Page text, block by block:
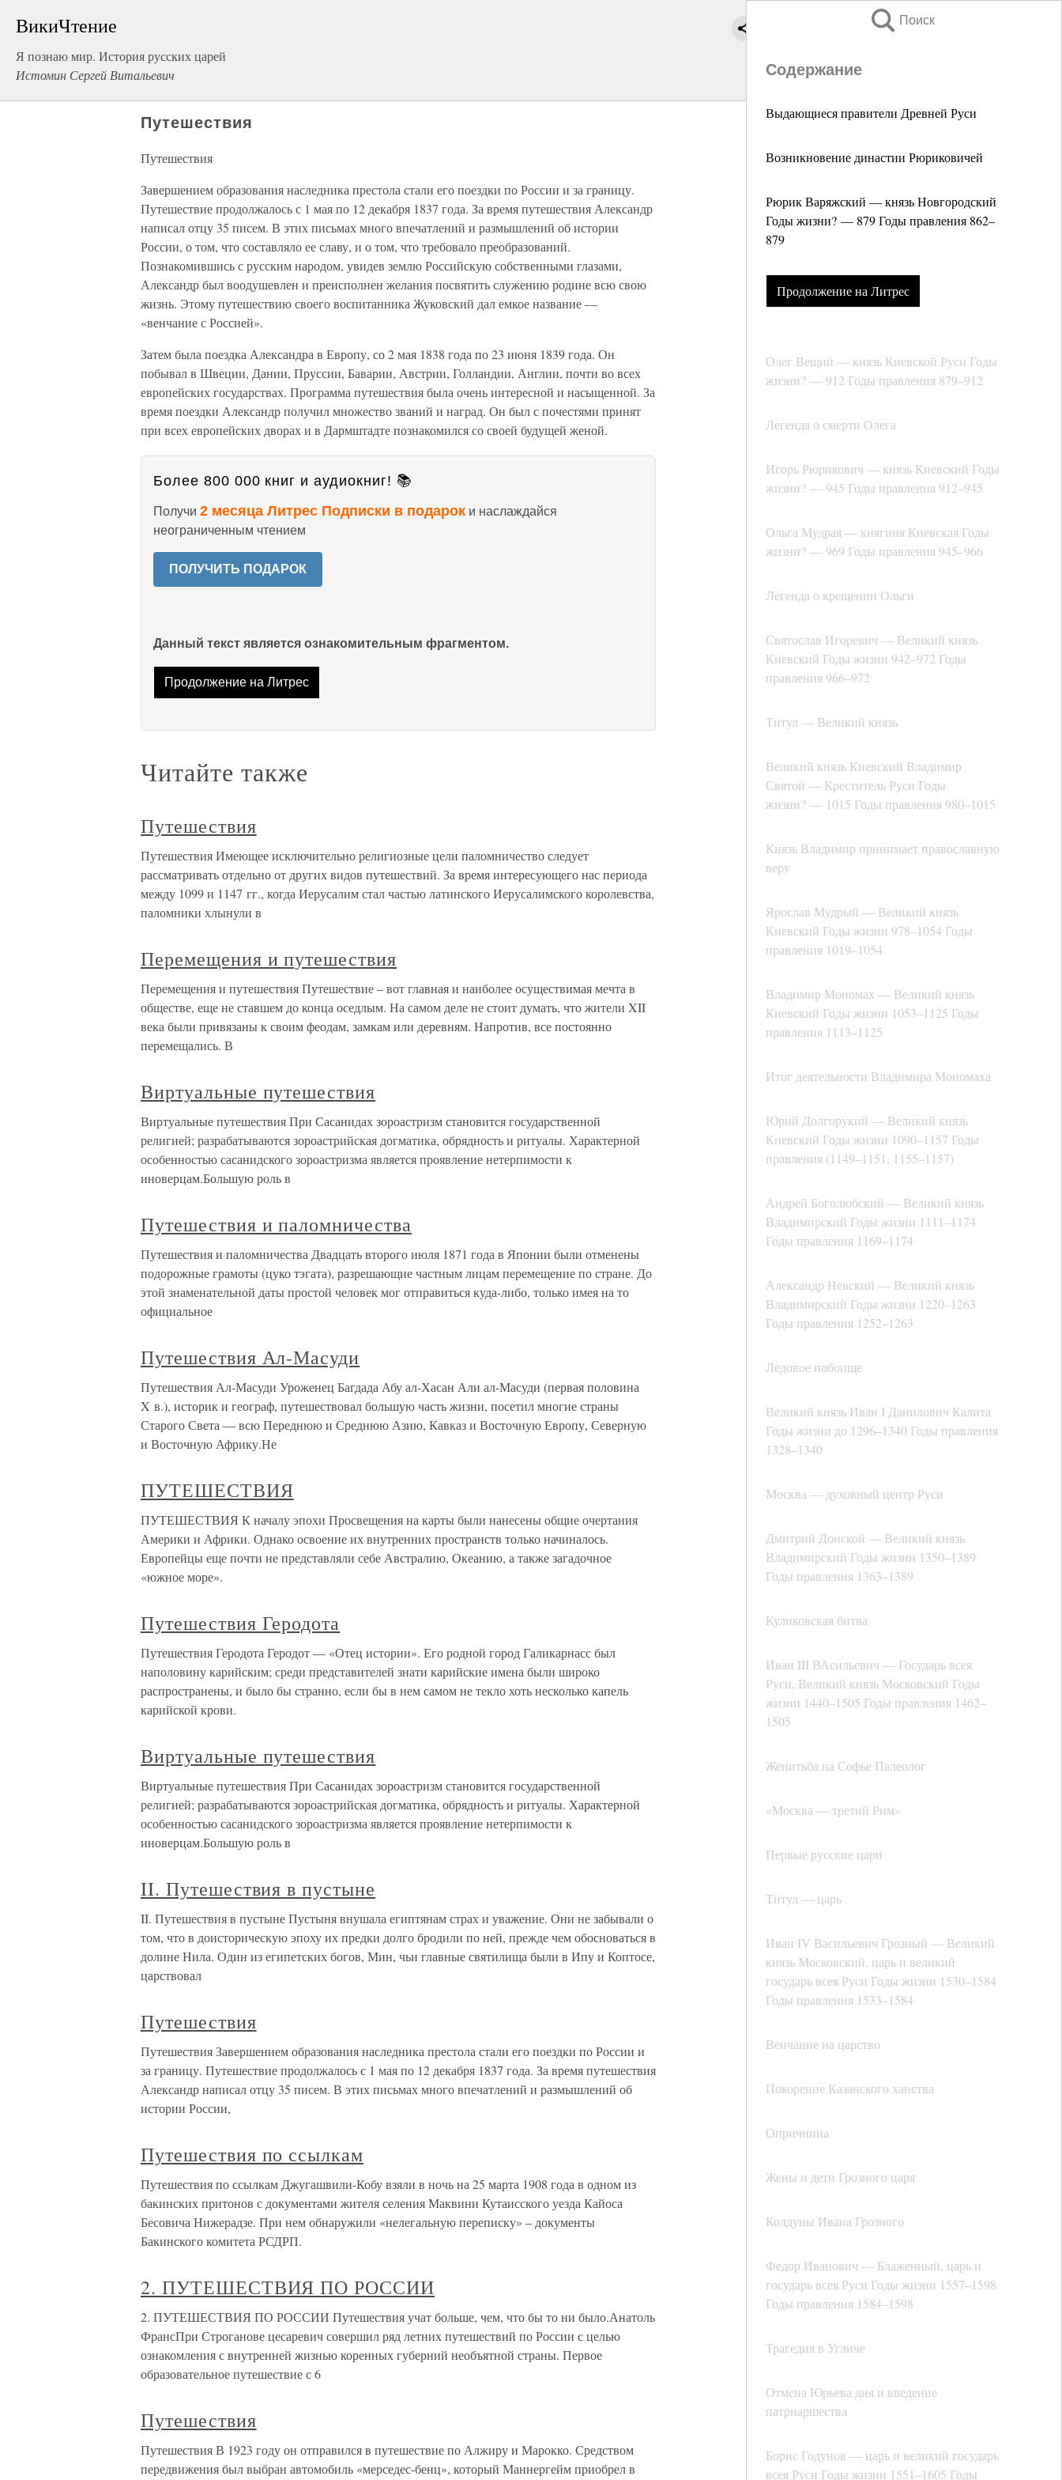
ВикиЧтение
Я познаю мир. История русских царей
Истомин Сергей Витальевич
Поиск
Содержание
Выдающиеся правители Древней Руси
Возникновение династии Рюриковичей
Рюрик Варяжский — князь Новгородский
Годы жизни? — 879 Годы правления 862–
879
Продолжение на Литрес
Олег Вещий — князь Киевской Руси Годы
жизни? — 912 Годы правления 879–912
Легенда о смерти Олега
Игорь Рюрикович — князь Киевский Годы
жизни? — 945 Годы правления 912–945
Ольга Мудрая — княгиня Киевская Годы
жизни? — 969 Годы правления 945–966
Легенда о крещении Ольги
Святослав Игоревич — Великий князь
Киевский Годы жизни 942–972 Годы
правления 966–972
Титул — Великий князь
Великий князь Киевский Владимир
Святой — Креститель Руси Годы
жизни? — 1015 Годы правления 980–1015
Князь Владимир принимает православную
веру
Ярослав Мудрый — Великий князь
Киевский Годы жизни 978–1054 Годы
правления 1019–1054
Владимир Мономах — Великий князь
Киевский Годы жизни 1053–1125 Годы
правления 1113–1125
Итог деятельности Владимира Мономаха
Юрий Долгорукий — Великий князь
Киевский Годы жизни 1090–1157 Годы
правления (1149–1151, 1155–1157)
Андрей Боголюбский — Великий князь
Владимирский Годы жизни 1111–1174
Годы правления 1169–1174
Александр Невский — Великий князь
Владимирский Годы жизни 1220–1263
Годы правления 1252–1263
Ледовое побоище
Великий князь Иван I Данилович Калита
Годы жизни до 1296–1340 Годы правления
1328–1340
Москва — духовный центр Руси
Дмитрий Донской — Великий князь
Владимирский Годы жизни 1350–1389
Годы правления 1363–1389
Куликовская битва
Иван III ВАсильевич — Государь всея
Руси, Великий князь Московский Годы
жизни 1440–1505 Годы правления 1462–
1505
Женитьба на Софье Палеолог
«Москва — третий Рим»
Первые русские цари
Титул — царь
Иван IV Васильевич Грозный — Великий
князь Московский, царь и великий
государь всея Руси Годы жизни 1530–1584
Годы правления 1533–1584
Венчание на царство
Покорение Казанского ханства
Опричнина
Жены и дети Грозного царя
Колдуны Ивана Грозного
Федор Иванович — Блаженный, царь и
государь всея Руси Годы жизни 1557–1598
Годы правления 1584–1598
Трагедия в Угличе
Отмена Юрьева дня и введение
патриаршества
Борис Годунов — царь и великий государь
всея Руси Годы жизни 1551–1605 Годы
Путешествия
Путешествия
Завершением образования наследника престола стали его поездки по России и за границу.
Путешествие продолжалось с 1 мая по 12 декабря 1837 года. За время путешествия Александр
написал отцу 35 писем. В этих письмах много впечатлений и размышлений об истории
России, о том, что составляло ее славу, и о том, что требовало преобразований.
Познакомившись с русским народом, увидев землю Российскую собственными глазами,
Александр был воодушевлен и преисполнен желания посвятить служению родине всю свою
жизнь. Этому путешествию своего воспитанника Жуковский дал емкое название —
«венчание с Россией».
Затем была поездка Александра в Европу, со 2 мая 1838 года по 23 июня 1839 года. Он
побывал в Швеции, Дании, Пруссии, Баварии, Австрии, Голландии, Англии, почти во всех
европейских государствах. Программа путешествия была очень интересной и насыщенной. За
время поездки Александр получил множество званий и наград. Он был с почестями принят
при всех европейских дворах и в Дармштадте познакомился со своей будущей женой.
Более 800 000 книг и аудиокниг! 📚
Получи 2 месяца Литрес Подписки в подарок и наслаждайся
неограниченным чтением
ПОЛУЧИТЬ ПОДАРОК
Данный текст является ознакомительным фрагментом.
Продолжение на Литрес
Читайте также
Путешествия
Путешествия Имеющее исключительно религиозные цели паломничество следует
рассматривать отдельно от других видов путешествий. За время интересующего нас периода
между 1099 и 1147 гг., когда Иерусалим стал частью латинского Иерусалимского королевства,
паломники хлынули в
Перемещения и путешествия
Перемещения и путешествия Путешествие – вот главная и наиболее осуществимая мечта в
обществе, еще не ставшем до конца оседлым. На самом деле не стоит думать, что жители XII
века были привязаны к своим феодам, замкам или деревням. Напротив, все постоянно
перемещались. В
Виртуальные путешествия
Виртуальные путешествия При Сасанидах зороастризм становится государственной
религией; разрабатываются зороастрийская догматика, обрядность и ритуалы. Характерной
особенностью сасанидского зороастризма является проявление нетерпимости к
иноверцам.Большую роль в
Путешествия и паломничества
Путешествия и паломничества Двадцать второго июля 1871 года в Японии были отменены
подорожные грамоты (цуко тэгата), разрешающие частным лицам перемещение по стране. До
этой знаменательной даты простой человек мог отправиться куда-либо, только имея на то
официальное
Путешествия Ал-Масуди
Путешествия Ал-Масуди Уроженец Багдада Абу ал-Хасан Али ал-Масуди (первая половина
X в.), историк и географ, путешествовал большую часть жизни, посетил многие страны
Старого Света — всю Переднюю и Среднюю Азию, Кавказ и Восточную Европу, Северную
и Восточную Африку.Не
ПУТЕШЕСТВИЯ
ПУТЕШЕСТВИЯ К началу эпохи Просвещения на карты были нанесены общие очертания
Америки и Африки. Однако освоение их внутренних пространств только начиналось.
Европейцы еще почти не представляли себе Австралию, Океанию, а также загадочное
«южное море».
Путешествия Геродота
Путешествия Геродота Геродот — «Отец истории». Его родной город Галикарнасс был
наполовину карийским; среди представителей знати карийские имена были широко
распространены, и было бы странно, если бы в нем самом не текло хоть несколько капель
карийской крови.
Виртуальные путешествия
Виртуальные путешествия При Сасанидах зороастризм становится государственной
религией; разрабатываются зороастрийская догматика, обрядность и ритуалы. Характерной
особенностью сасанидского зороастризма является проявление нетерпимости к
иноверцам.Большую роль в
II. Путешествия в пустыне
II. Путешествия в пустыне Пустыня внушала египтянам страх и уважение. Они не забывали о
том, что в доисторическую эпоху их предки долго бродили по ней, прежде чем обосноваться в
долине Нила. Один из египетских богов, Мин, чьи главные святилища были в Ипу и Коптосе,
царствовал
Путешествия
Путешествия Завершением образования наследника престола стали его поездки по России и
за границу. Путешествие продолжалось с 1 мая по 12 декабря 1837 года. За время путешествия
Александр написал отцу 35 писем. В этих письмах много впечатлений и размышлений об
истории России,
Путешествия по ссылкам
Путешествия по ссылкам Джугашвили-Кобу взяли в ночь на 25 марта 1908 года в одном из
бакинских притонов с документами жителя селения Маквини Кутаисского уезда Кайоса
Бесовича Нижерадзе. При нем обнаружили «нелегальную переписку» – документы
Бакинского комитета РСДРП.
2. ПУТЕШЕСТВИЯ ПО РОССИИ
2. ПУТЕШЕСТВИЯ ПО РОССИИ Путешествия учат больше, чем, что бы то ни было.Анатоль
ФрансПри Строганове цесаревич совершил ряд летних путешествий по России с целью
ознакомления с внутренней жизнью коренных губерний необъятной страны. Первое
образовательное путешествие с 6
Путешествия
Путешествия В 1923 году он отправился в путешествие по Алжиру и Марокко. Средством
передвижения был выбран автомобиль «мерседес-бенц», который Маннергейм приобрел в